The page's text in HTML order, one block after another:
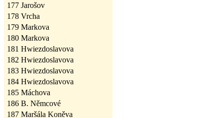
177 Jarošov
178 Vrcha
179 Markova
180 Markova
181 Hwiezdoslavova
182 Hwiezdoslavova
183 Hwiezdoslavova
184 Hwiezdoslavova
185 Máchova
186 B. Němcové
187 Maršála Koněva